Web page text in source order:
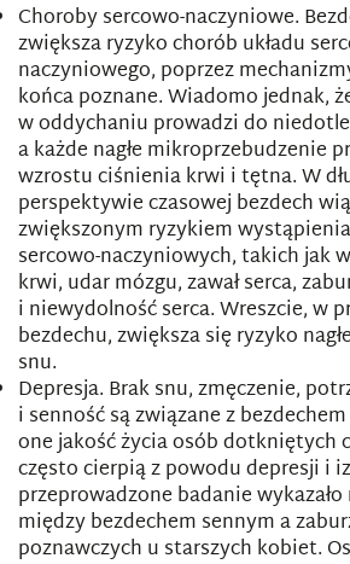
Choroby sercowo-naczyniowe.
zwiększa ryzyko chorób układu
naczyniowego, poprzez
końca poznane. Wiadomo jednak,
w oddychaniu prowadzi do
a każde nagłe mikroprzebudzenie
wzrostu ciśnienia krwi i tętna. W
perspektywie czasowej bezdech
zwiększonym ryzykiem
sercowo-naczyniowych, takich jak
krwi, udar mózgu, zawał serca,
i niewydolność serca. Wreszcie, w
bezdechu, zwiększa się ryzyko
snu.
Depresja. Brak snu, zmęczenie,
i senność są związane z
one jakość życia osób dotkniętych
często cierpią z powodu depresji i
przeprowadzone badanie
między bezdechem sennym a
poznawczych u starszych kobiet.